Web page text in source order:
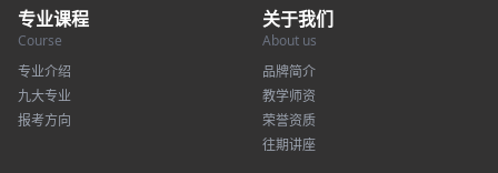
专业课程
Course
专业介绍
九大专业
报考方向
关于我们
About us
品牌简介
教学师资
荣誉资质
往期讲座